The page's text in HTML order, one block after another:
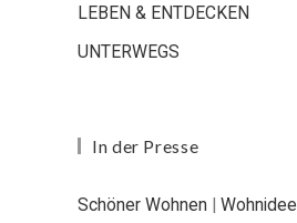
LEBEN & ENTDECKEN
UNTERWEGS
In der Presse
Schöner Wohnen | Wohnidee